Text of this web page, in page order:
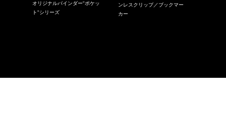
オリジナルバインダー"ポケッ
ト"シリーズ
ンレスクリップ／ブックマー
カー